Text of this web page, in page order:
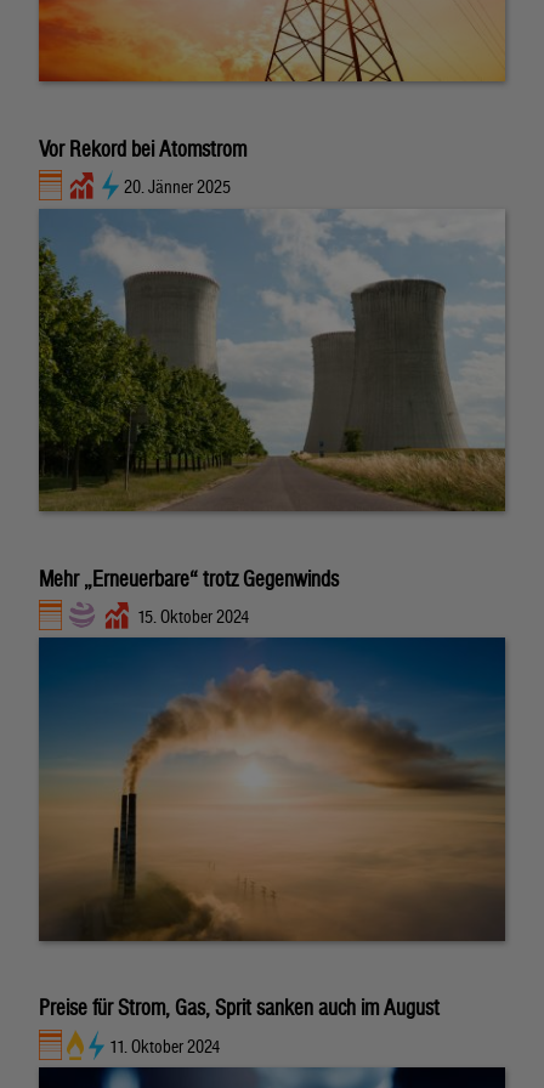
Vor Rekord bei Atomstrom
20. Jänner 2025
Mehr „Erneuerbare“ trotz Gegenwinds
15. Oktober 2024
Preise für Strom, Gas, Sprit sanken auch im August
11. Oktober 2024